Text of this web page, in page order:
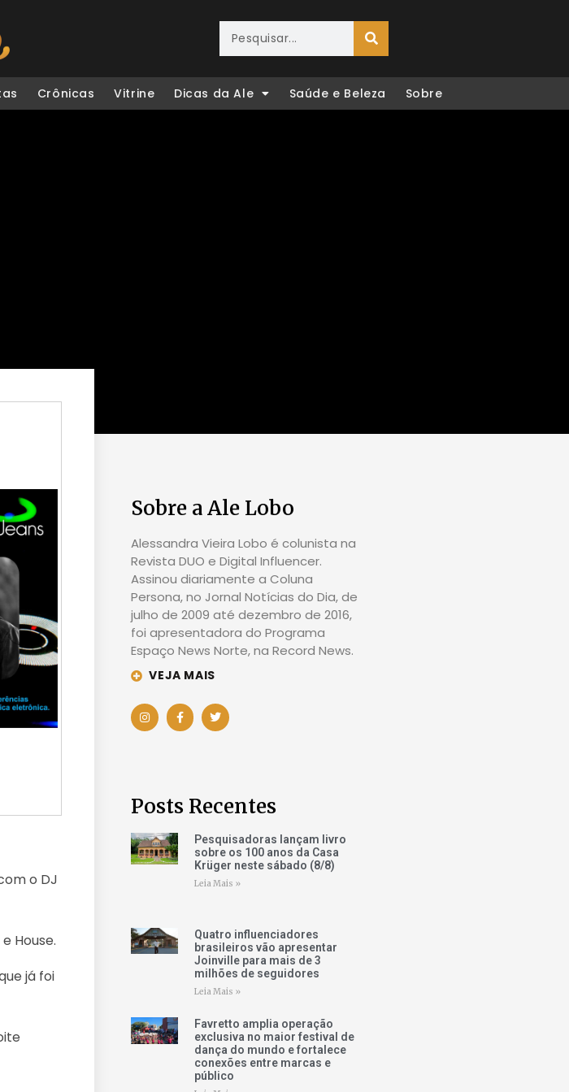
Crônicas Vitrine Dicas da Ale Saúde e Beleza Sobre
o DJ
House.
já foi
Sobre a Ale Lobo
Alessandra Vieira Lobo é colunista na
Revista DUO e Digital Influencer.
Assinou diariamente a Coluna
Persona, no Jornal Notícias do Dia, de
julho de 2009 até dezembro de 2016,
foi apresentadora do Programa
Espaço News Norte, na Record News.
VEJA MAIS
Posts Recentes
Pesquisadoras lançam livro
sobre os 100 anos da Casa
Krüger neste sábado (8/8)
Leia Mais »
Quatro influenciadores
brasileiros vão apresentar
Joinville para mais de 3
milhões de seguidores
Leia Mais »
Favretto amplia operação
exclusiva no maior festival de
dança do mundo e fortalece
conexões entre marcas e
público